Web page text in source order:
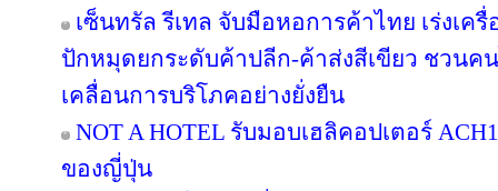
เซ็นทรัล รีเทล จับมือหอการค้าไทย เร่งเครื่
ปักหมุดยกระดับค้าปลีก-ค้าส่งสีเขียว ชวน
เคลื่อนการบริโภคอย่างยั่งยืน
NOT A HOTEL รับมอบเฮลิคอปเตอร์
ของญี่ปุ่น